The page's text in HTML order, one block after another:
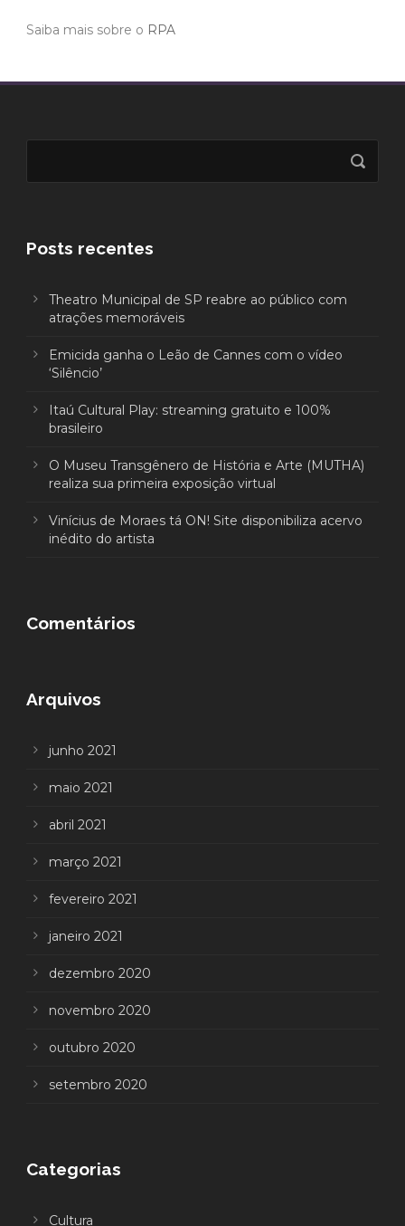
Saiba mais sobre o RPA
Posts recentes
Theatro Municipal de SP reabre ao público com
atrações memoráveis
Emicida ganha o Leão de Cannes com o vídeo
‘Silêncio’
Itaú Cultural Play: streaming gratuito e 100%
brasileiro
O Museu Transgênero de História e Arte (MUTHA)
realiza sua primeira exposição virtual
Vinícius de Moraes tá ON! Site disponibiliza acervo
inédito do artista
Comentários
Arquivos
junho 2021
maio 2021
abril 2021
março 2021
fevereiro 2021
janeiro 2021
dezembro 2020
novembro 2020
outubro 2020
setembro 2020
Categorias
Cultura